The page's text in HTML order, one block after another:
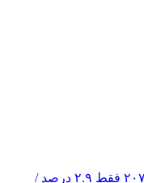
دلار ۴ درصد ریخت، ۲۰۷ فقط ۲.۹ درصد /